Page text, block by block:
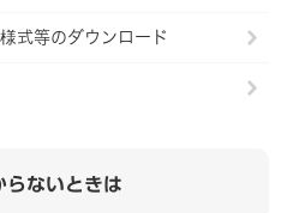
式等のダウンロード
らないときは